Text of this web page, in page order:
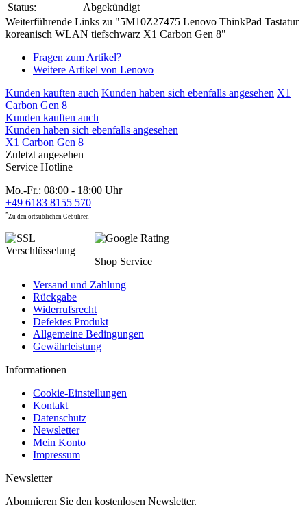
Status:
Abgekündigt
Weiterführende Links zu "5M10Z27475 Lenovo ThinkPad Tastatur
koreanisch WLAN tiefschwarz X1 Carbon Gen 8"
Fragen zum Artikel?
Weitere Artikel von Lenovo
Kunden kauften auch Kunden haben sich ebenfalls angesehen X1
Carbon Gen 8
Kunden kauften auch
Kunden haben sich ebenfalls angesehen
X1 Carbon Gen 8
Zuletzt angesehen
Service Hotline
Mo.-Fr.: 08:00 - 18:00 Uhr
+49 6183 8155 570
*Zu den ortsüblichen Gebühren
Shop Service
Versand und Zahlung
Rückgabe
Widerrufsrecht
Defektes Produkt
Allgemeine Bedingungen
Gewährleistung
Informationen
Cookie-Einstellungen
Kontakt
Datenschutz
Newsletter
Mein Konto
Impressum
Newsletter
Abonnieren Sie den kostenlosen Newsletter.